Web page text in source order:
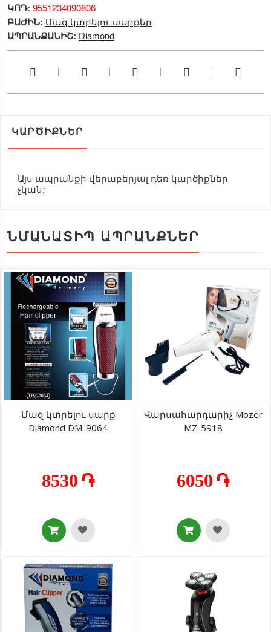
ԿՈԴ: 9551234090806
ԲԱԺԻՆ: Մազ կտրելու սարքեր
ԱՊՐԱՆՔԱՆԻՇ: Diamond
ԿԱՐԾԻՔՆԵՐ
Այս ապրանքի վերաբերյալ դեռ կարծիքներ
չկան:
ՆՄԱՆԱՏԻՊ ԱՊՐԱՆՔՆԵՐ
Մազ կտրելու սարք
Diamond DM-9064
8530 ֏
Վարսահարդարիչ Mozer
MZ-5918
6050 ֏